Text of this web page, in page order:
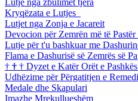
Kryqëzata e Lutjes
Lutjet nga Zonja e Jacareit
Devocion për Zemrën më të
Lutje për t'u bashkuar me
Flama e Dashurisë së Zemrës së
† † † Dyzet e Katër Orët e
Udhëzime për Përgatitjen e
Medale dhe Skapulari
Imazhe Mrekullueshëm